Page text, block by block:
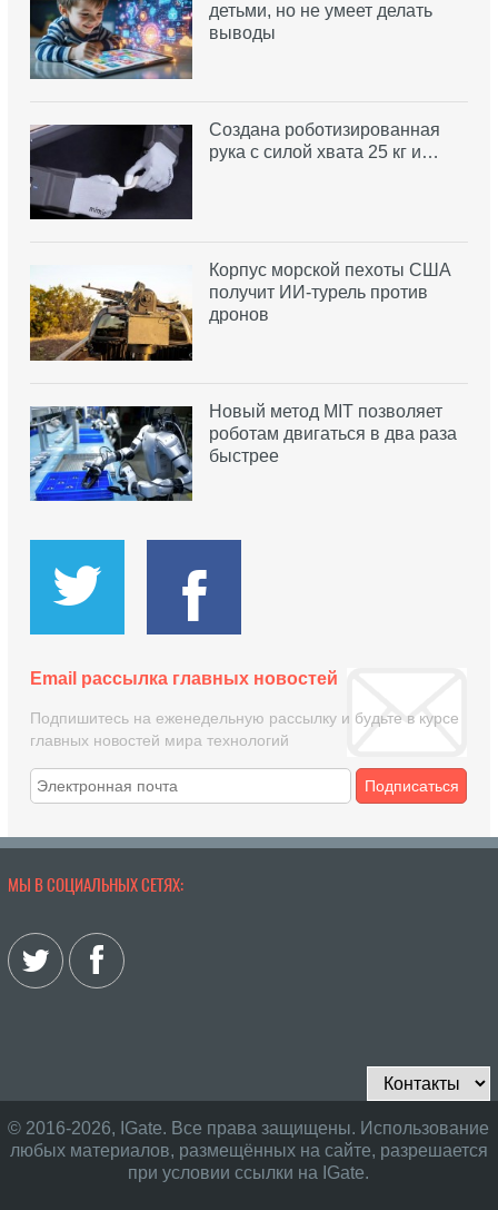
детьми, но не умеет делать
выводы
Создана роботизированная
рука с силой хвата 25 кг и…
Корпус морской пехоты США
получит ИИ-турель против
дронов
Новый метод MIT позволяет
роботам двигаться в два раза
быстрее
Email рассылка главных новостей
Подпишитесь на еженедельную рассылку и будьте в курсе
главных новостей мира технологий
Подписаться
МЫ В СОЦИАЛЬНЫХ СЕТЯХ:
© 2016-2026, IGate. Все права защищены. Использование
любых материалов, размещённых на сайте, разрешается
при условии ссылки на IGate.